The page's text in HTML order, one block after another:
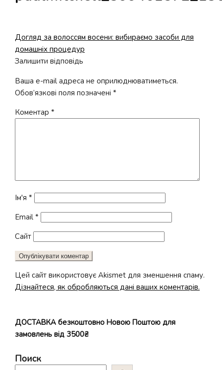
Навігація
записів
Попередні
записи:
Догляд за волоссям восени: вибираємо засоби для
домашніх процедур
Залишити відповідь
Ваша e-mail адреса не оприлюднюватиметься.
Обов’язкові поля позначені *
Коментар *
Ім'я *
Email *
Сайт
Цей сайт використовує Akismet для зменшення спаму.
Дізнайтеся, як обробляються дані ваших коментарів.
ДОСТАВКА безкоштовно Новою Поштою для
замовлень від 3500₴
Поиск